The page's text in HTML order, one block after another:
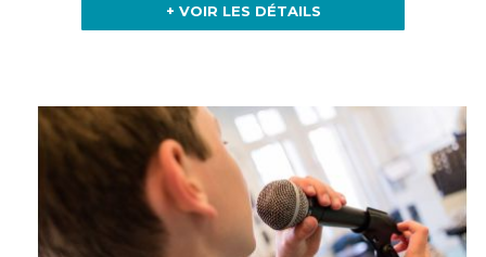
+ VOIR LES DÉTAILS